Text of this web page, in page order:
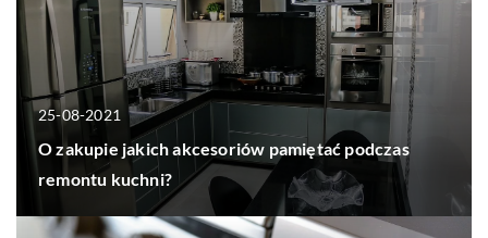
25-08-2021
O zakupie jakich akcesoriów pamiętać podczas
remontu kuchni?